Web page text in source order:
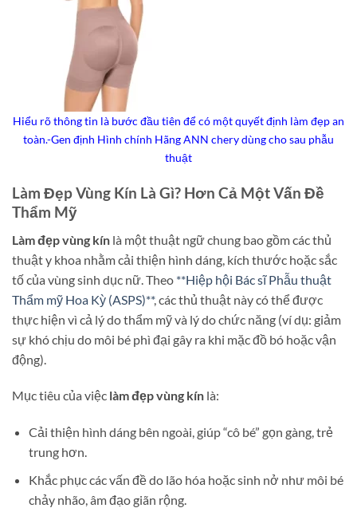
Hiểu rõ thông tin là bước đầu tiên để có một quyết định làm đẹp an
toàn.-Gen định Hình chính Hãng ANN chery dùng cho sau phẫu
thuật
Làm Đẹp Vùng Kín Là Gì? Hơn Cả Một Vấn Đề
Thẩm Mỹ
Làm đẹp vùng kín là một thuật ngữ chung bao gồm các thủ
thuật y khoa nhằm cải thiện hình dáng, kích thước hoặc sắc
tố của vùng sinh dục nữ. Theo **Hiệp hội Bác sĩ Phẫu thuật
Thẩm mỹ Hoa Kỳ (ASPS)**, các thủ thuật này có thể được
thực hiện vì cả lý do thẩm mỹ và lý do chức năng (ví dụ: giảm
sự khó chịu do môi bé phì đại gây ra khi mặc đồ bó hoặc vận
động).
Mục tiêu của việc làm đẹp vùng kín là:
Cải thiện hình dáng bên ngoài, giúp “cô bé” gọn gàng, trẻ
trung hơn.
Khắc phục các vấn đề do lão hóa hoặc sinh nở như môi bé
chảy nhão, âm đạo giãn rộng.